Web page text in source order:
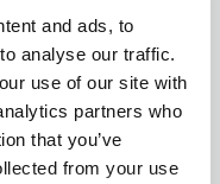
and ads, to
analyse our traffic.
use of our site with
partners who
that you’ve
from your use